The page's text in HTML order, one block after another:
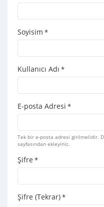
Soyisim *
Kullanıcı Adı *
E-posta Adresi *
Tek bir e-posta adresi girilmelidir.
sayfasından ekleyiniz.
Şifre *
Şifre (Tekrar)*